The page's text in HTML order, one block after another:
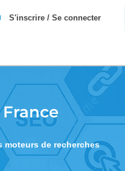
S'inscrire / Se connecter
moteurs de recherches